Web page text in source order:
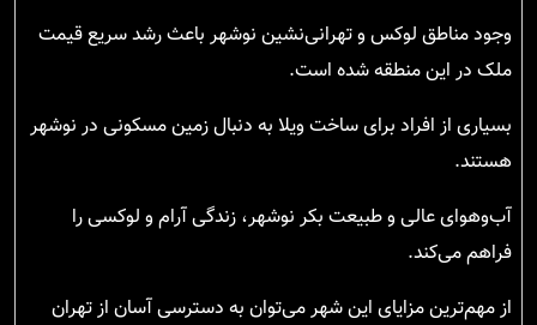
وجود مناطق لوکس و تهرانی‌نشین نوشهر باعث رشد سریع قیمت
ملک در این منطقه شده است.
بسیاری از افراد برای ساخت ویلا به دنبال زمین مسکونی در نوشهر
هستند.
آب‌وهوای عالی و طبیعت بکر نوشهر، زندگی آرام و لوکسی را
فراهم می‌کند.
از مهم‌ترین مزایای این شهر می‌توان به دسترسی آسان از تهران